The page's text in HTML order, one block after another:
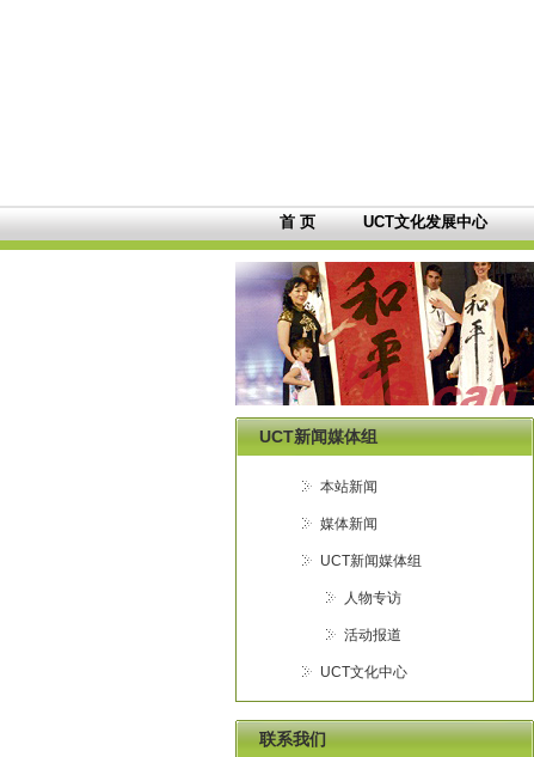
首 页 UCT文化发展中心
UCT新闻媒体组
本站新闻
媒体新闻
UCT新闻媒体组
人物专访
活动报道
UCT文化中心
联系我们